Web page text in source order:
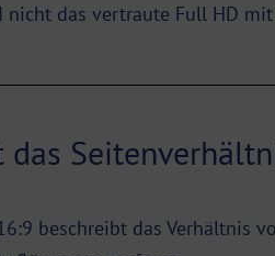
das vertraute Full HD
das
beschreibt das Verhältnis